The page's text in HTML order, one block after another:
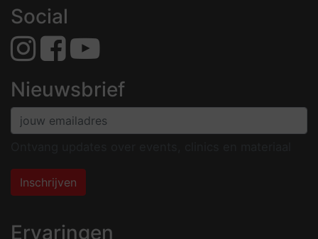
Social
Nieuwsbrief
Inschrijven
Ervaringen